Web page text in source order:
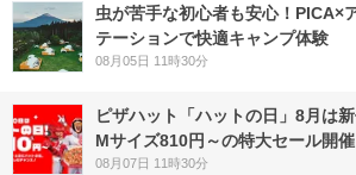
虫が苦手な初心者も安心！PICA×
テーションで快適キャンプ体験
08月05日 11時30分
ピザハット「ハットの日」8月は
Mサイズ810円～の特大セール開催
08月07日 11時30分